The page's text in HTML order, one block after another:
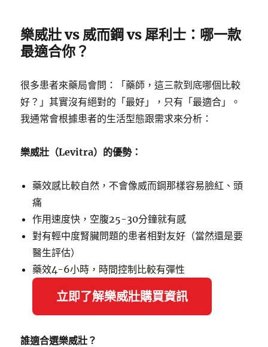
樂威壯 vs 威而鋼 vs 犀利士：哪一款
最適合你？
很多患者來藥局會問：「藥師，這三款到底哪個比較
好？」其實沒有絕對的「最好」，只有「最適合」。
我通常會根據患者的生活型態跟需求來分析：
樂威壯（Levitra）的優勢：
藥效感比較自然，不會像威而鋼那樣容易臉紅、頭
痛
作用速度快，空腹25-30分鐘就有感
對有輕中度腎臟問題的患者相對友好（當然還是要
醫生評估）
藥效4-6小時，時間控制比較有彈性
立即了解樂威壯購買資訊
誰適合選樂威壯？